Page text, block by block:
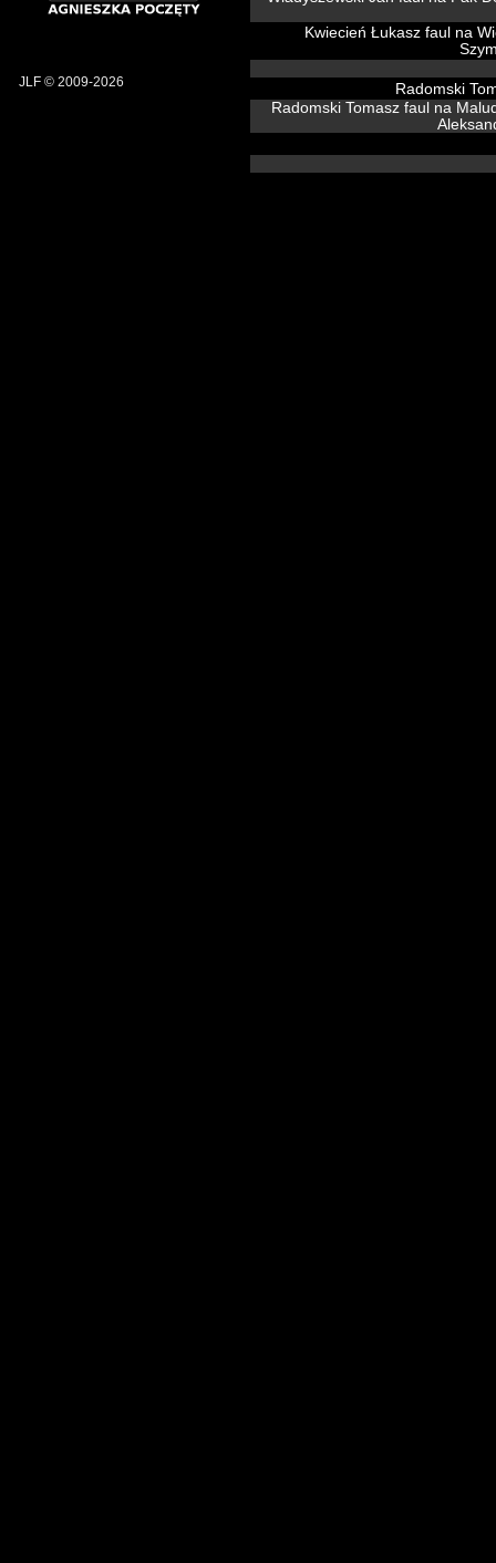
JLF © 2009-2026
Kwiecień Łukasz faul na Wieliński
Radomski
Radomski Tomasz faul na